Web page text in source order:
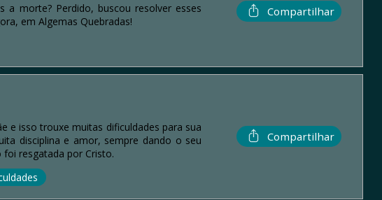
a morte? Perdido, buscou resolver esses
em Algemas Quebradas!
Compartilhar
e isso trouxe muitas dificuldades para sua
disciplina e amor, sempre dando o seu
resgatada por Cristo.
Compartilhar